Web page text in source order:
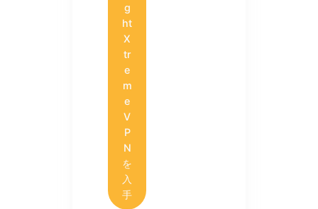
g
ht
X
tr
e
m
e
V
P
N
を
入
手